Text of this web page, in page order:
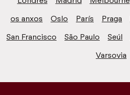
os anxos
Oslo París Praga
San Francisco
São Paulo Seúl
Varsovia